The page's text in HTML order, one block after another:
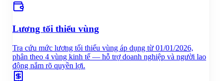
Lương tối thiểu vùng
Tra cứu mức lương tối thiểu vùng áp dụng từ 01/01/2026,
phân theo 4 vùng kinh tế — hỗ trợ doanh nghiệp và người lao
động nắm rõ quyền lợi.